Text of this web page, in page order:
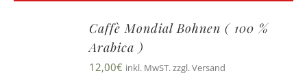
Caffè Mondial Bohnen ( 100 %
Arabica )
12,00€ inkl. MwST. zzgl. Versand